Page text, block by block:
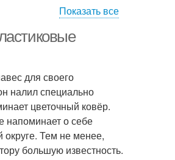
Показать все
для своего
налил специально
цветочный ковёр.
напоминает о себе
округе. Тем не менее,
большую известность.